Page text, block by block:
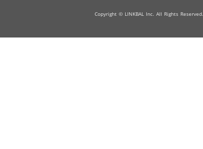
Copyright © LINKBAL Inc. All Rights Reserved.